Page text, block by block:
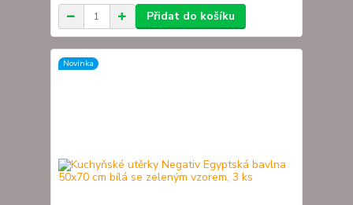
Přidat do košíku
Novinka